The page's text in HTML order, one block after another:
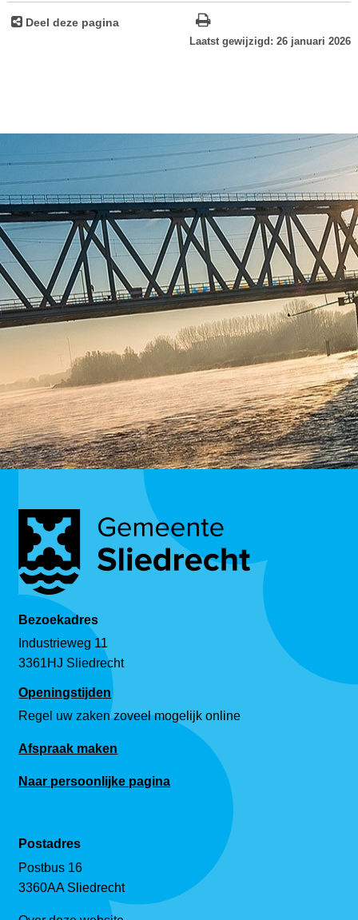
Deel deze pagina
Laatst gewijzigd: 26 januari 2026
Bezoekadres
Industrieweg 11
3361HJ Sliedrecht
Openingstijden
Regel uw zaken zoveel mogelijk online
Afspraak maken
Naar persoonlijke pagina
Postadres
Postbus 16
3360AA Sliedrecht